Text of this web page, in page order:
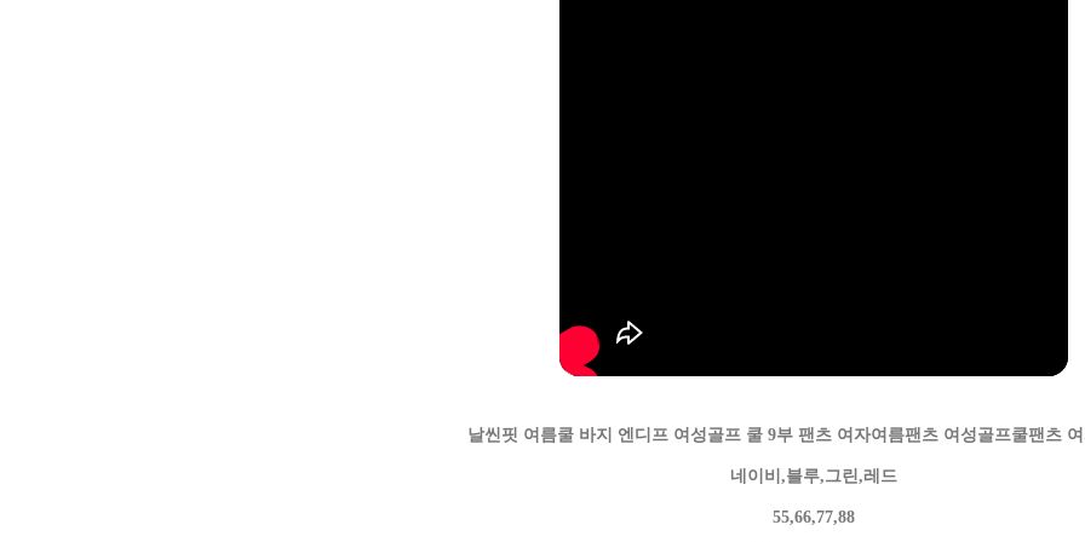
날씬핏 여름쿨 바지 엔디프 여성골프 쿨 9부 팬츠 여자여름팬츠 여성골프쿨팬츠 여
네이비,블루,그린,레드
55,66,77,88